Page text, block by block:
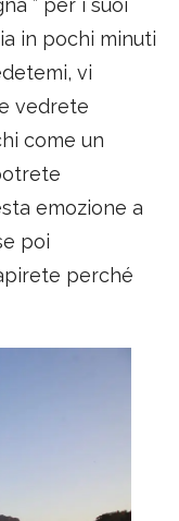
” per i suoi
in pochi minuti
vi
vedrete
come un
emozione a
poi
perché